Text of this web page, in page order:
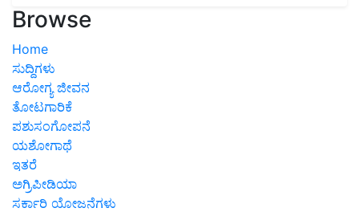
Browse
Home
ಸುದ್ದಿಗಳು
ಆರೋಗ್ಯ ಜೀವನ
ತೋಟಗಾರಿಕೆ
ಪಶುಸಂಗೋಪನೆ
ಯಶೋಗಾಥೆ
ಇತರೆ
ಅಗ್ರಿಪೀಡಿಯಾ
ಸರ್ಕಾರಿ ಯೋಜನೆಗಳು